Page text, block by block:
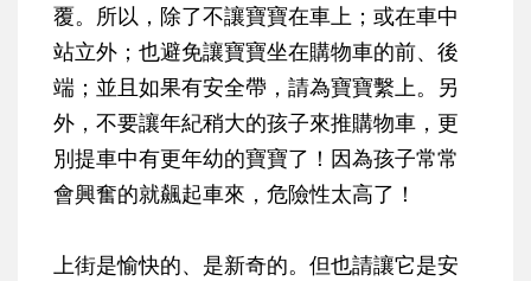
覆。所以，除了不讓寶寶在車上；或在車中
站立外；也避免讓寶寶坐在購物車的前、後
端；並且如果有安全帶，請為寶寶繫上。另
外，不要讓年紀稍大的孩子來推購物車，更
別提車中有更年幼的寶寶了！因為孩子常常
會興奮的就飆起車來，危險性太高了！
上街是愉快的、是新奇的。但也請讓它是安